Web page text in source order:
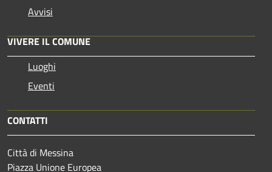
Avvisi
VIVERE IL COMUNE
Luoghi
Eventi
CONTATTI
Città di Messina
Piazza Unione Europea